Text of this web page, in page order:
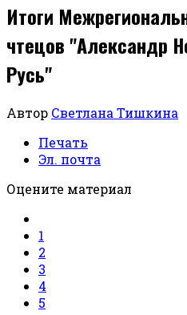
Итоги
чтецов "Александр
Русь"
Автор Светлана Тишкина
Печать
Эл. почта
Оцените материал
1
2
3
4
5